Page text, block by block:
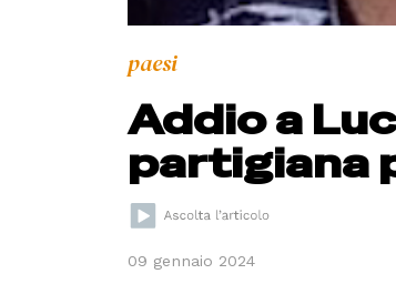
paesi
Addio a
partigiana
09 gennaio 2024